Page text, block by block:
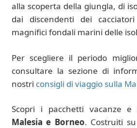
alla scoperta della giungla, di
dai discendenti dei
magnifici fondali marini delle
Per scegliere il periodo
consultare la sezione di
nostri consigli di viaggio sulla
Scopri i pacchetti vacanze
Malesia e Borneo. Costruiti